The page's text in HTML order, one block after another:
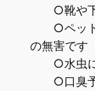
○靴や下
○ペッ
の無害です
○水虫
○口臭予